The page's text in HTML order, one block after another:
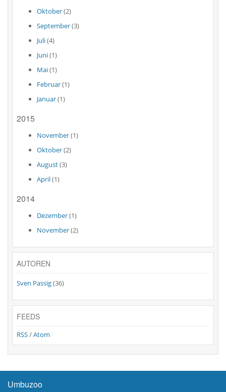
Oktober(2)
September(3)
Juli(4)
Juni(1)
Mai(1)
Februar(1)
Januar(1)
2015
November(1)
Oktober(2)
August(3)
April(1)
2014
Dezember(1)
November(2)
AUTOREN
Sven Passig(36)
FEEDS
RSS/Atom
Umbuzoo